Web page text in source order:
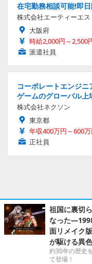
在宅勤務相談可能!即
株式会社エーティーエス
大阪府
時給2,000円～2,500
派遣社員
コーポレートエンジ
ゲームのグローバル上
株式会社ネクソン
東京都
年収400万円～600
正社員
祖国に裏切
なった
面リメイク
が駆ける異
約30年の歴史
て登場！